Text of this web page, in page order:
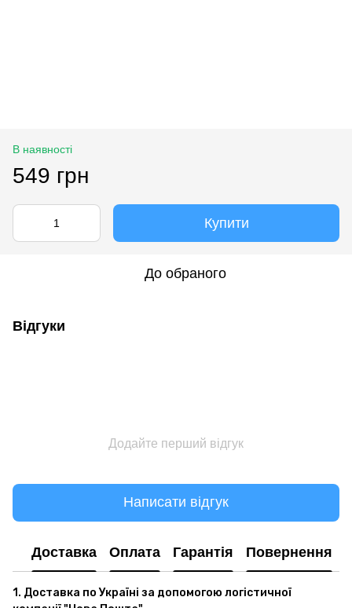
В наявності
549 грн
Купити
До обраного
Відгуки
Додайте перший відгук
Написати відгук
Доставка Оплата Гарантія Повернення
1. Доставка по Україні за допомогою логістичної